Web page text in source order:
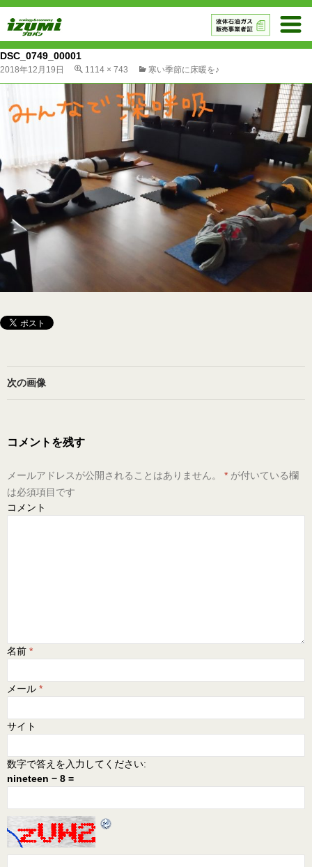
DSC_0749_00001
2018年12月19日 1114 × 743 寒い季節に床暖を♪
次の画像
コメントを残す
メールアドレスが公開されることはありません。 * が付いている欄
は必須項目です
コメント
名前 *
メール *
サイト
数字で答えを入力してください:
nineteen − 8 =